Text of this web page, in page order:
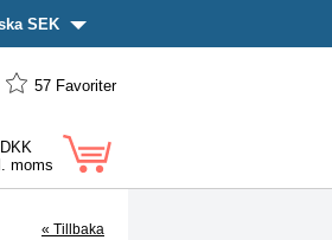
SEK
57 Favoriter
moms
« Tillbaka